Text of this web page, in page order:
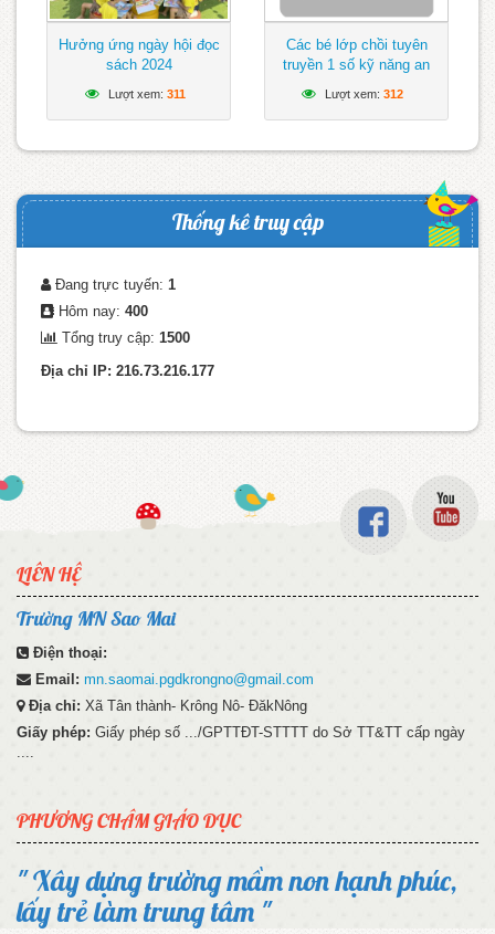
Hưởng ứng ngày hội đọc
sách 2024
Lượt xem: 311
Các bé lớp chồi tuyên
truyền 1 số kỹ năng an
thông
Lượt xem: 312
Thống kê truy cập
Đang trực tuyến: 1
Hôm nay: 400
Tổng truy cập: 1500
Địa chỉ IP: 216.73.216.177
LIÊN HỆ
Trường MN Sao Mai
Điện thoại:
Email: mn.saomai.pgdkrongno@gmail.com
Địa chỉ: Xã Tân thành- Krông Nô- ĐăkNông
Giấy phép: Giấy phép số .../GPTTĐT-STTTT do Sở TT&TT cấp ngày
PHƯƠNG CHÂM GIÁO DỤC
" Xây dựng trường mầm non hạnh phúc,
lấy trẻ làm trung tâm "